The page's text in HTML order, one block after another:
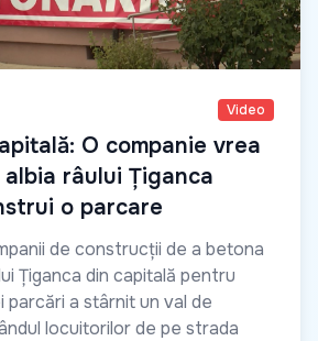
Video
O companie vrea
râului Țiganca
o parcare
de construcții de a betona
Țiganca din capitală pentru
parcări a stârnit un val de
locuitorilor de pe strada